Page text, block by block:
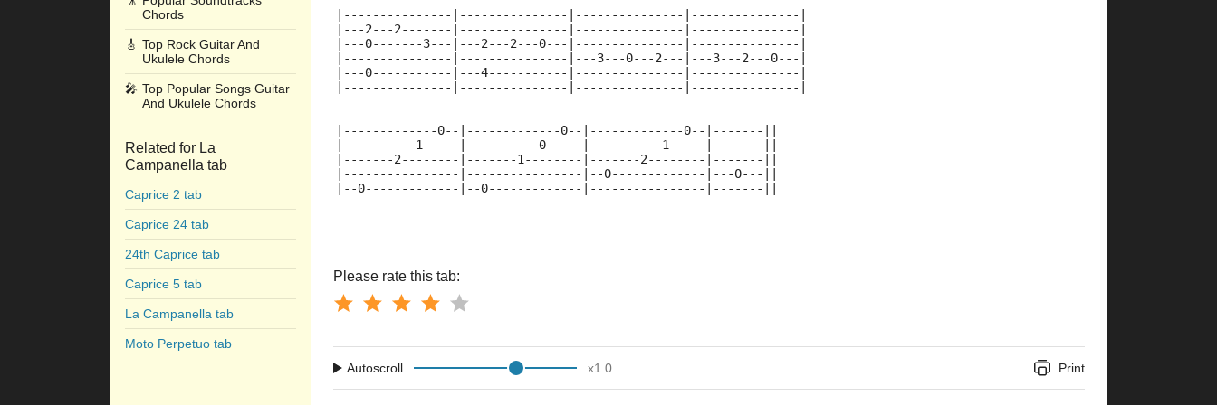
Chords
🎸 Top Rock Guitar And
Ukulele Chords
🎤 Top Popular Songs Guitar
And Ukulele Chords
Related for La
Campanella tab
Caprice 2 tab
Caprice 24 tab
24th Caprice tab
Caprice 5 tab
La Campanella tab
Moto Perpetuo tab
|---------------|---------------|---------------|---------------|
|---2---2-------|---------------|---------------|---------------|
|---0-------3---|---2---2---0---|---------------|---------------|
|---------------|---------------|---3---0---2---|---3---2---0---|
|---0-----------|---4-----------|---------------|---------------|
|---------------|---------------|---------------|---------------|
|-------------0--|-------------0--|-------------0--|-------||
|----------1-----|----------0-----|----------1-----|-------||
|-------2--------|-------1--------|-------2--------|-------||
|----------------|----------------|--0-------------|---0---||
|--0-------------|--0-------------|----------------|-------||
Please rate this tab:
Autoscroll x1.0 Print